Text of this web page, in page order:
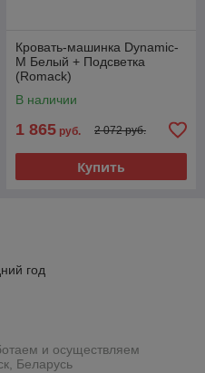
Кровать-машинка Dynamic-
M Белый + Подсветка
(Romack)
В наличии
1 865 руб. 2 072 руб.
Купить
год
и осуществляем
Беларусь